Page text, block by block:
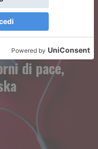
di pace,